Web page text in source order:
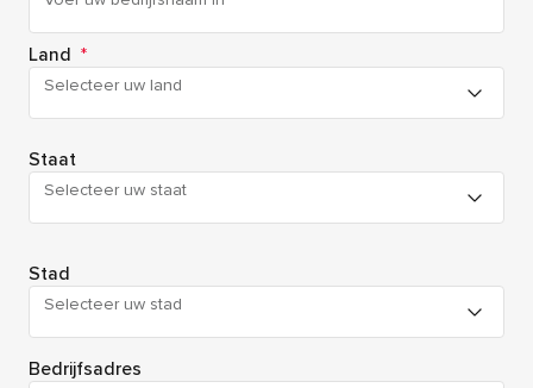
Land *
Selecteer uw land
Staat
Selecteer uw staat
Stad
Selecteer uw stad
Bedrijfsadres